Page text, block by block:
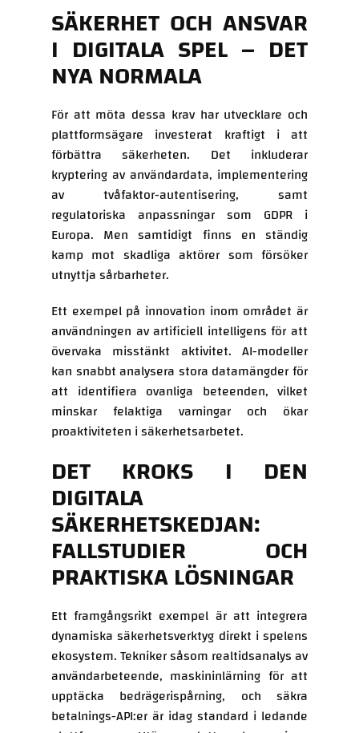
SÄKERHET OCH ANSVAR
I DIGITALA SPEL – DET
NYA NORMALA
För att möta dessa krav har utvecklare och
plattformsägare investerat kraftigt i att
förbättra säkerheten. Det inkluderar
kryptering av användardata, implementering
av tvåfaktor-autentisering, samt
regulatoriska anpassningar som GDPR i
Europa. Men samtidigt finns en ständig
kamp mot skadliga aktörer som försöker
utnyttja sårbarheter.
Ett exempel på innovation inom området är
användningen av artificiell intelligens för att
övervaka misstänkt aktivitet. AI-modeller
kan snabbt analysera stora datamängder för
att identifiera ovanliga beteenden, vilket
minskar felaktiga varningar och ökar
proaktiviteten i säkerhetsarbetet.
DET KROKS I DEN
DIGITALA
SÄKERHETSKEDJAN:
FALLSTUDIER OCH
PRAKTISKA LÖSNINGAR
Ett framgångsrikt exempel är att integrera
dynamiska säkerhetsverktyg direkt i spelens
ekosystem. Tekniker såsom realtidsanalys av
användarbeteende, maskininlärning för att
upptäcka bedrägerispårning, och säkra
betalnings-API:er är idag standard i ledande